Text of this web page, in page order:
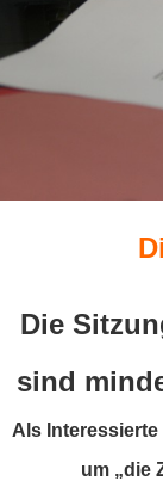
Die
sind
Als
um „die